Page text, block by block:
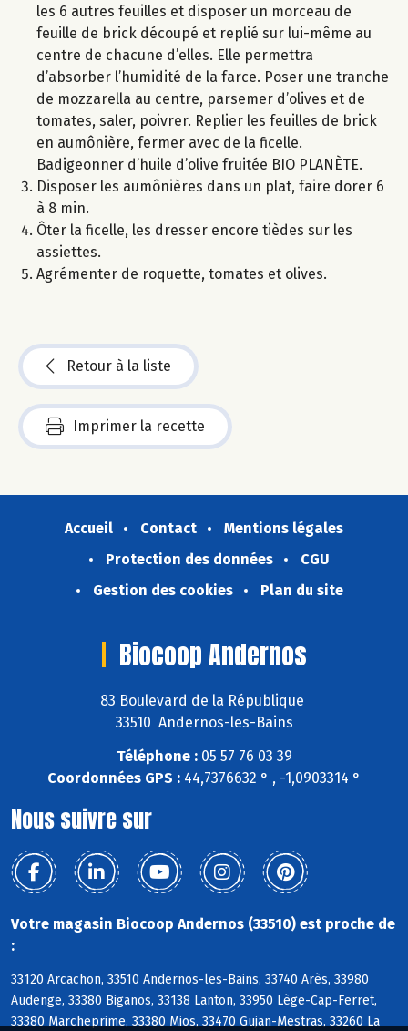
les 6 autres feuilles et disposer un morceau de
feuille de brick découpé et replié sur lui-même au
centre de chacune d’elles. Elle permettra
d’absorber l’humidité de la farce. Poser une tranche
de mozzarella au centre, parsemer d’olives et de
tomates, saler, poivrer. Replier les feuilles de brick
en aumônière, fermer avec de la ficelle.
Badigeonner d’huile d’olive fruitée BIO PLANÈTE.
Disposer les aumônières dans un plat, faire dorer 6
à 8 min.
Ôter la ficelle, les dresser encore tièdes sur les
assiettes.
Agrémenter de roquette, tomates et olives.
Retour à la liste
Imprimer la recette
Accueil Contact
Mentions légales
Protection des données
CGU
Gestion des cookies
Plan du site
Biocoop Andernos
83 Boulevard de la République
33510 Andernos-les-Bains
Téléphone :05 57 76 03 39
Coordonnées GPS : 44,7376632 ° , -1,0903314 °
Nous suivre sur
Votre magasin Biocoop Andernos (33510) est proche de
:
33120 Arcachon, 33510 Andernos-les-Bains, 33740 Arès, 33980
Audenge, 33380 Biganos, 33138 Lanton, 33950 Lège-Cap-Ferret,
33380 Marcheprime, 33380 Mios, 33470 Gujan-Mestras, 33260 La